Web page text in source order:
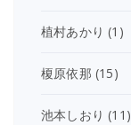
植村あかり (1)
榎原依那 (15)
池本しおり (11)